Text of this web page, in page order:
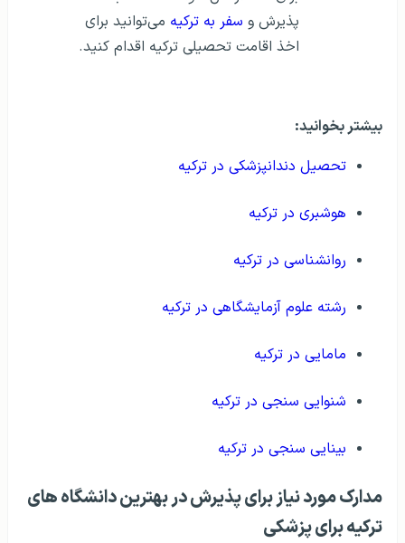
پذیرش و سفر به ترکیه می‌توانید برای
اخذ اقامت تحصیلی ترکیه اقدام کنید.
بیشتر بخوانید:
تحصیل دندانپزشکی در ترکیه
هوشبری در ترکیه
روانشناسی در ترکیه
رشته علوم آزمایشگاهی در ترکیه
مامایی در ترکیه
شنوایی سنجی در ترکیه
بینایی سنجی در ترکیه
مدارک مورد نیاز برای پذیرش در بهترین دانشگاه های
ترکیه برای پزشکی